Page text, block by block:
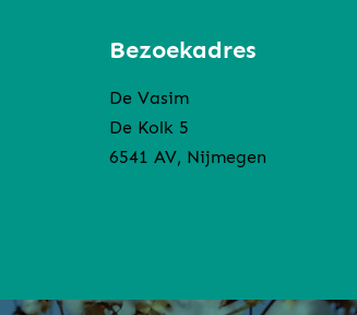
Bezoekadres
De Vasim
De Kolk 5
6541 AV, Nijmegen